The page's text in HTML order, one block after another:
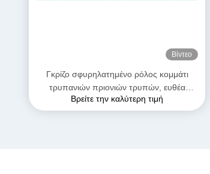
Βίντεο
Γκρίζο σφυρηλατημένο ρόλος κομμάτι
τρυπανιών πριονιών τρυπών, ευθέα
κομμάτια τρυπανιών σημείου καρφιών που
σφραγίζει το λογότυπο
Βρείτε την καλύτερη τιμή